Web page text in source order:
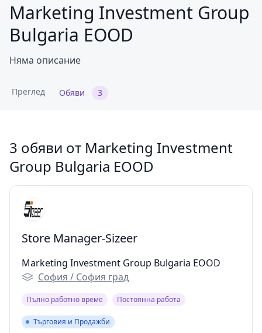
Marketing Investment Group
Bulgaria EOOD
Няма описание
Преглед Обяви 3
3 обяви от Marketing Investment
Group Bulgaria EOOD
Store Manager-Sizeer
Marketing Investment Group Bulgaria EOOD
София / София град
Пълно работно време Постоянна работа
Търговия и Продажби
Търговия и Продажби